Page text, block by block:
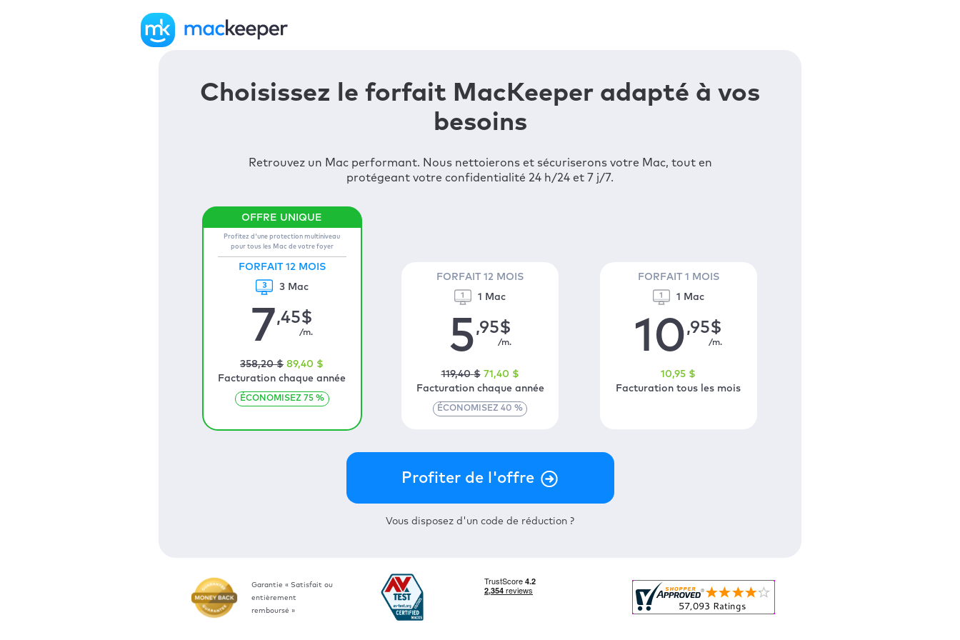
Choisissez le forfait MacKeeper adapté à vos
besoins
Retrouvez un Mac performant. Nous nettoierons et sécuriserons votre Mac, tout en
protégeant votre confidentialité 24 h/24 et 7 j/7.
Profitez d'une protection multiniveau
pour tous les Mac de votre foyer
FORFAIT 12 MOIS
3 Mac
7,45$
/m.
358,20 $ 89,40 $
Facturation chaque année
ÉCONOMISEZ 75 %
FORFAIT 12 MOIS
1 Mac
5,95$
/m.
119,40 $ 71 ,40 $
Facturation chaque année
ÉCONOMISEZ 40 %
FORFAIT 1 MOIS
1 Mac
10,95$
/m.
10,95 $
Facturation tous les mois
Vous disposez d'un code de réduction ?
Garantie « Satisfait ou
entièrement
remboursé »